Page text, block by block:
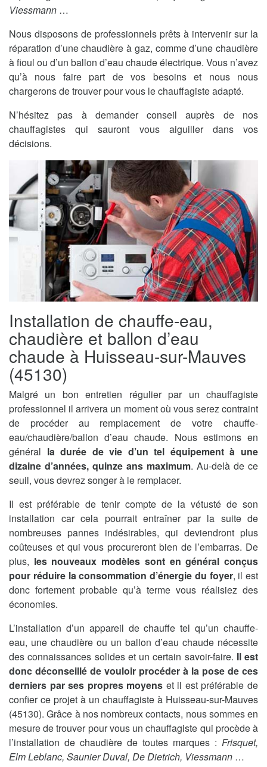
Viessmann …
Nous disposons de professionnels prêts à intervenir sur la
réparation d’une chaudière à gaz, comme d’une chaudière
à fioul ou d’un ballon d’eau chaude électrique. Vous n’avez
qu’à nous faire part de vos besoins et nous nous
chargerons de trouver pour vous le chauffagiste adapté.
N’hésitez pas à demander conseil auprès de nos
chauffagistes qui sauront vous aiguiller dans vos
décisions.
Installation de chauffe-eau,
chaudière et ballon d’eau
chaude à Huisseau-sur-Mauves
(45130)
Malgré un bon entretien régulier par un chauffagiste
professionnel il arrivera un moment où vous serez contraint
de procéder au remplacement de votre chauffe-
eau/chaudière/ballon d’eau chaude. Nous estimons en
général la durée de vie d’un tel équipement à une
dizaine d’années, quinze ans maximum. Au-delà de ce
seuil, vous devrez songer à le remplacer.
Il est préférable de tenir compte de la vétusté de son
installation car cela pourrait entraîner par la suite de
nombreuses pannes indésirables, qui deviendront plus
coûteuses et qui vous procureront bien de l’embarras. De
plus, les nouveaux modèles sont en général conçus
pour réduire la consommation d’énergie du foyer, il est
donc fortement probable qu’à terme vous réalisiez des
économies.
L’installation d’un appareil de chauffe tel qu’un chauffe-
eau, une chaudière ou un ballon d’eau chaude nécessite
des connaissances solides et un certain savoir-faire. Il est
donc déconseillé de vouloir procéder à la pose de ces
derniers par ses propres moyens et il est préférable de
confier ce projet à un chauffagiste à Huisseau-sur-Mauves
(45130). Grâce à nos nombreux contacts, nous sommes en
mesure de trouver pour vous un chauffagiste qui procède à
l’installation de chaudière de toutes marques : Frisquet,
Elm Leblanc, Saunier Duval, De Dietrich, Viessmann …